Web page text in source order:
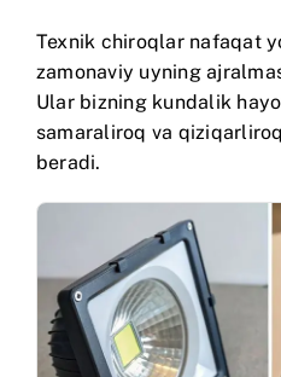
Texnik chiroqlar nafaqat
zamonaviy uyning
Ular bizning kundalik
samaraliroq va
beradi.